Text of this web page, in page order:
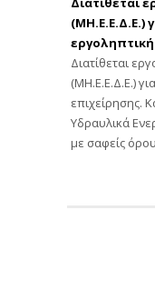
(ΜΗ.Ε.Ε.Δ.Ε.)
Διατίθεται
(ΜΗ.Ε.Ε.Δ.Ε.)
επιχείρησης.
Υδραυλικά
με σαφείς